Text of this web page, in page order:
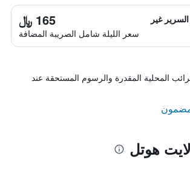
غير
165 ﷼
سعر الليلة شامل الصريبة المضافة
المحلية المقدرة والرسوم المستحقة عند
هوتل